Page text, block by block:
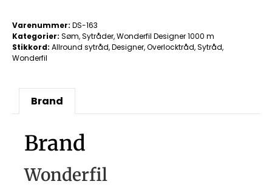
Varenummer: DS-163
Kategorier: Søm,Sytråder,Wonderfil Designer 1000 m
Stikkord: Allround sytråd,Designer,Overlocktråd,Sytråd,
Wonderfil
Brand
Brand
Wonderfil